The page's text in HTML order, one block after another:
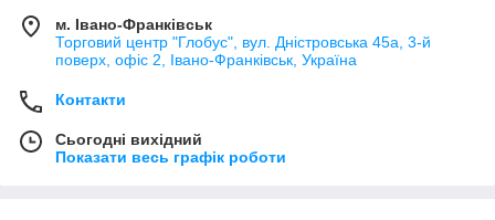
м. Івано-Франківськ
Торговий центр "Глобус", вул. Дністровська 45а, 3-й
поверх, офіс 2, Івано-Франківськ, Україна
Контакти
Сьогодні вихідний
Показати весь графік роботи